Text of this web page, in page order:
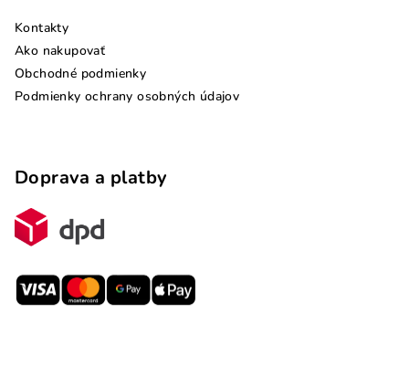
Kontakty
Ako nakupovať
Obchodné podmienky
Podmienky ochrany osobných údajov
Doprava a platby